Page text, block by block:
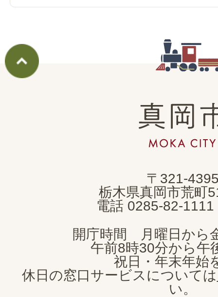
真
岡
市
CITY
〒321-
栃木県真岡市荒町
電話 0285-82-1111
開庁時間 月曜日から
午前8時30分から午
祝日・年末年始
休日の窓口サービスについては
い。